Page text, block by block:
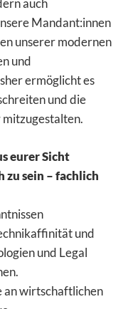
auch
Mandant:innen
unserer modernen
und
ermöglicht es
und die
eurer Sicht
sein – fachlich
und
und Legal
an wirtschaftlichen